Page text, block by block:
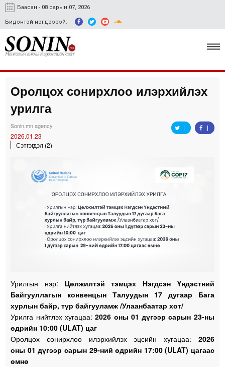
Баасан - 08 сарын 07, 2026
Бидэнтэй нэгдээрэй:
Улс төр, эдийн засаг
Оролцох сонирхлоо илэрхийлэх
урилга
Sonin.mn agency
2026.01.23
Сэтгэгдэл (2)
Урилгын нэр: Цөлжилтэй тэмцэх Нэгдсэн Үндэстний
Байгууллагын конвенцын Талуудын 17 дугаар Бага
хурлын байр, түр байгууламж /Улаанбаатар хот/
Урилга нийтлэх хугацаа:2026 оны 01 дүгээр сарын 23-ны
өдрийн 10:00 (ULAT) цаг
Оролцох сонирхлоо илэрхийлэх эцсийн хугацаа: 2026
оны 01 дүгээр сарын 29-ний өдрийн 17:00 (ULAT) цагаас
өмнө